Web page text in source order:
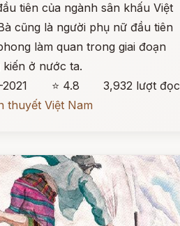
tiên của ngành sân khấu Việt
cũng là người phụ nữ đầu tiên
làm quan trong giai đoạn
kiến ở nước ta.
⭐ 4.8
3,932 lượt đọc
thuyết Việt Nam